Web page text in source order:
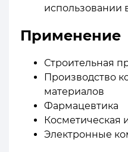
использовании
Применение
Строительная
Производство
материалов
Фармацевтика
Косметическая
Электронные